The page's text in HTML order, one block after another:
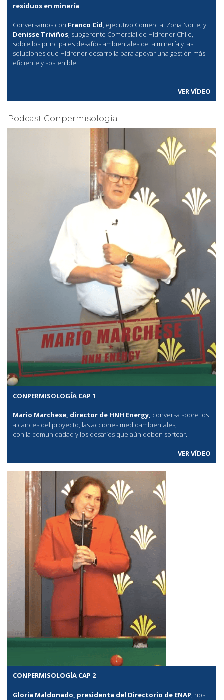
residuos en minería
Conversamos con Franco Cid, ejecutivo Comercial Zona Norte, y
Denisse Triviños, subgerente Comercial de Hidronor Chile,
sobre los principales desafíos ambientales de la minería y las
soluciones que Hidronor desarrolla para apoyar una gestión más
eficiente y sostenible.
VER VÍDEO
Podcast Conpermisología
CONPERMISOLOGÍA CAP 1
Mario Marchese, director de HNH Energy, conversa sobre los
alcances del proyecto, las acciones medioambientales,
con la comunidadad y los desafíos que aún deben sortear.
VER VÍDEO
CONPERMISOLOGÍA CAP 2
Gloria Maldonado, presidenta del Directorio de ENAP, nos